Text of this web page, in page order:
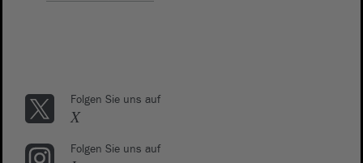
Folgen Sie uns auf
X
Folgen Sie uns auf